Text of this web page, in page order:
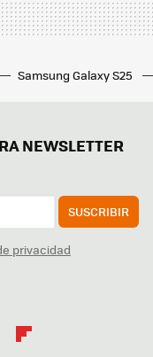
Samsung Galaxy S25
NEWSLETTER
SUSCRIBIR
privacidad